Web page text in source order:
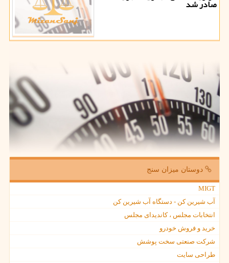
صادر شد
دوستان میزان سنج
MIGT
آب شیرین کن - دستگاه آب شیرین کن
انتخابات مجلس ، کاندیدای مجلس
خرید و فروش خودرو
شرکت صنعتی سخت پوشش
طراحی سایت